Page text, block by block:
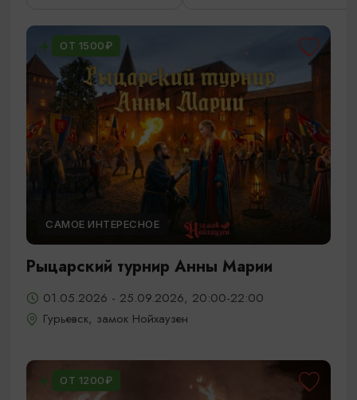
ОТ 1500₽
САМОЕ ИНТЕРЕСНОЕ
Рыцарский турнир Анны Марии
01.05.2026 - 25.09.2026, 20:00-22:00
Гурьевск, замок Нойхаузен
ОТ 1200₽